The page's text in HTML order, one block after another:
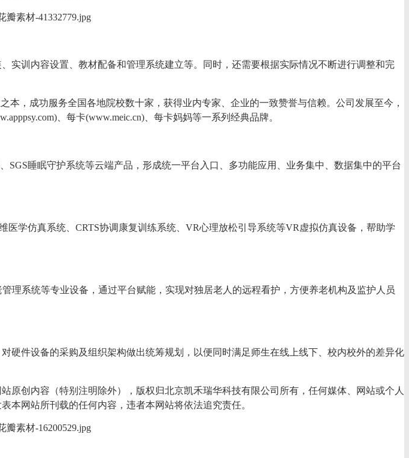
实训内容设置、教材配备和管理系统建立等。同时，还需要根据实际情况不断进行调整和完
本，成功服务全国各地院校数十家，获得业内专家、企业的一致赞誉与信赖。公司发展至今，
、每卡(www.meic.cn)、每卡妈妈等一系列经典品牌。
SGS睡眠守护系统等云端产品，形成统一平台入口、多功能应用、业务集中、数据集中的平台
学仿真系统、CRTS协调康复训练系统、VR心理放松引导系统等VR虚拟仿真设备，帮助学
理系统等专业设备，通过平台赋能，实现对独居老人的远程看护，方便养老机构及监护人员
硬件设备的采购及组织架构做出统筹规划，以便同时满足师生在线上线下、校内校外的差异化
创内容（特别注明除外），版权归北京凯禾瑞华科技有限公司所有，任何媒体、网站或个人
本网站所刊载的任何内容，违者本网站将依法追究责任。